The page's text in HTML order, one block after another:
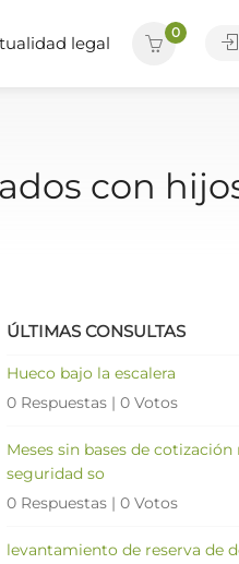
legal
0
con
ÚLTIMAS CONSULTAS
Hueco bajo la escalera
0 Respuestas | 0 Votos
Meses sin bases de
seguridad so
0 Respuestas | 0 Votos
levantamiento de reserva de